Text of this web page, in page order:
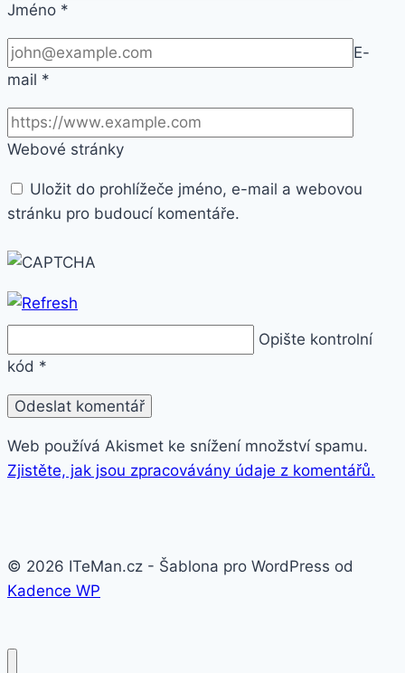
Jméno *
E-
mail *
Webové stránky
Uložit do prohlížeče jméno, e-mail a webovou
stránku pro budoucí komentáře.
Opište kontrolní
kód *
Web používá Akismet ke snížení množství spamu.
Zjistěte, jak jsou zpracovávány údaje z komentářů.
© 2026 ITeMan.cz - Šablona pro WordPress od
Kadence WP